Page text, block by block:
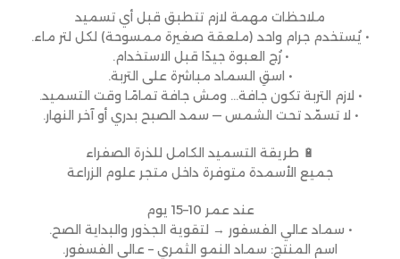
ملاحظات مهمة لازم تتطبق قبل أي تسميد
• يُستخدم جرام واحد (ملعقة صغيرة ممسوحة) لكل لتر ماء.
• رُج العبوة جيدًا قبل الاستخدام.
• اسقِ السماد مباشرة على التربة.
• لازم التربة تكون جافة… ومش جافة تمامًا وقت التسميد.
• لا تسمّد تحت الشمس — سمد الصبح بدري أو آخر النهار.
🔋 طريقة التسميد الكامل للذرة الصفراء
جميع الأسمدة متوفرة داخل متجر علوم الزراعة
عند عمر 10–15 يوم
• سماد عالي الفسفور → لتقوية الجذور والبداية الصح.
اسم المنتج: سماد النمو الثمري – عالي الفسفور.